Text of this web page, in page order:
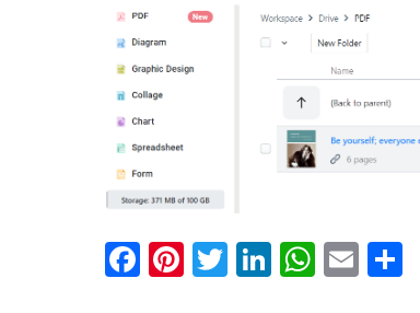
Facebook
Pinterest
Twitter
LinkedIn